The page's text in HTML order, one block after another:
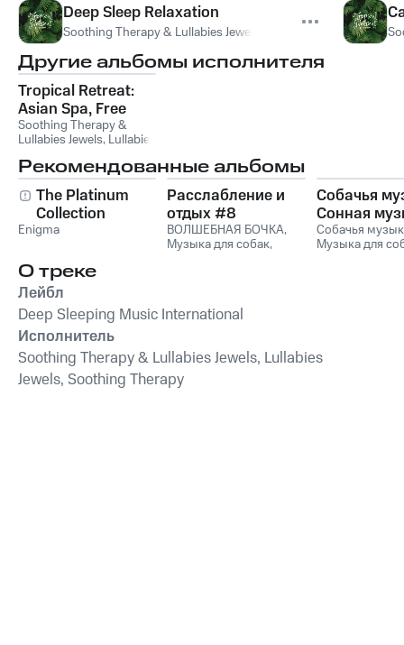
Deep Sleep Relaxation
Soothing Therapy & Lullabies Jewels Lullabies Jewels,
Другие альбомы исполнителя
Tropical Retreat:
Asian Spa, Free
Your Mind,
Wellness
Atmosphere, Ease
Your Body, Music
for Massage
Soothing Therapy &
Lullabies Jewels, Lullabies
Рекомендованные альбомы
The Platinum
Collection
Enigma
Расслабление и
отдых #8
ВОЛШЕБНАЯ БОЧКА,
Музыка для собак,
Собачья
Сонная
для собак и
музыка для
Собачья
Музыка для
О треке
Лейбл
Deep Sleeping Music International
Исполнитель
Soothing Therapy & Lullabies Jewels, Lullabies
Jewels, Soothing Therapy